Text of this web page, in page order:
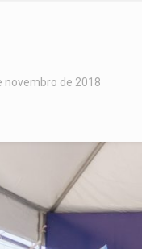
novembro de 2018